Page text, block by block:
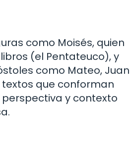
como Moisés, quien
(el Pentateuco), y
como Mateo, Juan
que conforman
y contexto